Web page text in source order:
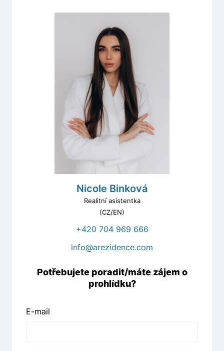
Nicole Binková
Realitní asistentka
(CZ/EN)
+420 704 969 666
info@arezidence.com
Potřebujete poradit/máte zájem o
prohlídku?
E-mail